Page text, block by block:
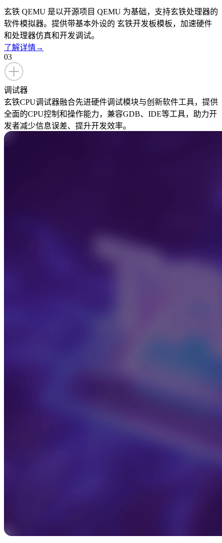
玄铁 QEMU 是以开源项目 QEMU 为基础，支持玄铁处理器的
软件模拟器。提供带基本外设的 玄铁开发板模板，加速硬件
和处理器仿真和开发调试。
了解详情→
03
调试器
玄铁CPU调试器融合先进硬件调试模块与创新软件工具，提供
全面的CPU控制和操作能力，兼容GDB、IDE等工具，助力开
发者减少信息误差、提升开发效率。